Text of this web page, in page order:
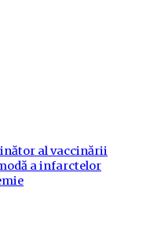
al vaccinării
a infarctelor